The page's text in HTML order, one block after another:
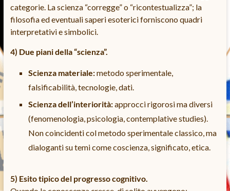
categorie. La scienza “corregge” o “ricontestualizza”; la
filosofia ed eventuali saperi esoterici forniscono quadri
interpretativi e simbolici.
4) Due piani della “scienza”.
Scienza materiale:metodo sperimentale,
falsificabilità, tecnologie, dati.
Scienza dell’interiorità:approcci rigorosi ma diversi
(fenomenologia, psicologia, contemplative studies).
Non coincidenti col metodo sperimentale classico, ma
dialoganti su temi come coscienza, significato, etica.
5) Esito tipico del progresso cognitivo.